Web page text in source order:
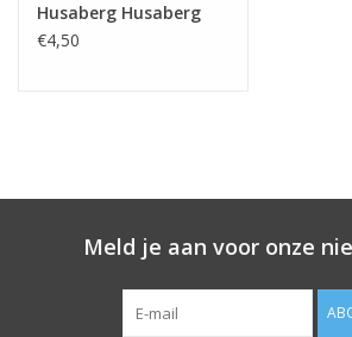
Husaberg Husaberg
€4,50
Meld je aan voor onze